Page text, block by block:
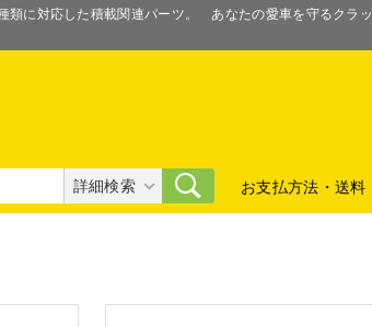
に対応した積載関連パーツ。 あなたの愛車を守るクラ
お支払方法・送料
詳細検索